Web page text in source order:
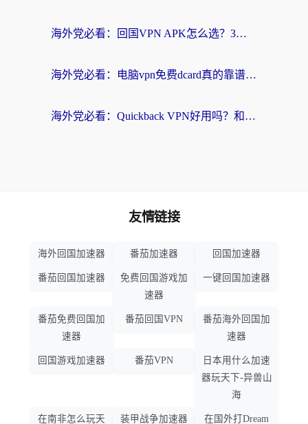
海外党必看：回国VPN APK怎么选？3步教你无缝刷国内剧玩国服
海外党必看：电脑vpn免费dcard真的靠谱吗？教你选对回国加速器无缝访问国内资源
海外党必看：Quickback VPN好用吗？和小黑牛VPN对比哪个回国效果更好？附真实体验+避坑指南
友情链接
海外回国加速器 番茄加速器 回国加速器
番茄回国加速器
免费回国游戏加
速器
一键回国加速器
番茄免费回国加
速器
番茄回国VPN
番茄海外回国加
速器
回国游戏加速器 番茄VPN
日本用什么加速
器玩天下-异兽山
海
在南非怎么玩天 装甲战争加速器 在国外打Dream